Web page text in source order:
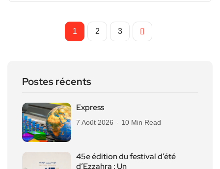
1 2 3
Postes récents
Express
7 Août 2026 10 Min Read
45e édition du festival d’été
d’Ezzahra : Un